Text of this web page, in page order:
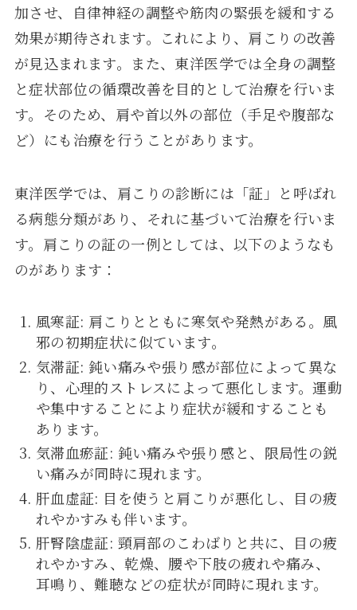
加させ、自律神経の調整や筋肉の緊張を緩和する
効果が期待されます。これにより、肩こりの改善
が見込まれます。また、東洋医学では全身の調整
と症状部位の循環改善を目的として治療を行いま
す。そのため、肩や首以外の部位（手足や腹部な
ど）にも治療を行うことがあります。
東洋医学では、肩こりの診断には「証」と呼ばれ
る病態分類があり、それに基づいて治療を行いま
す。肩こりの証の一例としては、以下のようなも
のがあります：
風寒証: 肩こりとともに寒気や発熱がある。風
邪の初期症状に似ています。
気滞証: 鈍い痛みや張り感が部位によって異な
り、心理的ストレスによって悪化します。運動
や集中することにより症状が緩和することも
あります。
気滞血瘀証: 鈍い痛みや張り感と、限局性の鋭
い痛みが同時に現れます。
肝血虚証: 目を使うと肩こりが悪化し、目の疲
れやかすみも伴います。
肝腎陰虚証: 頸肩部のこわばりと共に、目の疲
れやかすみ、乾燥、腰や下肢の疲れや痛み、
耳鳴り、難聴などの症状が同時に現れます。